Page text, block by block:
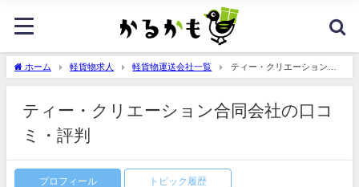
ホーム 軽貨物求人 軽貨物運送会社一覧
ティー・クリエーション合
同会社の口コミ・評判
ティー・クリエーション合同会社の口コ
ミ・評判
プロフィール トピック履歴